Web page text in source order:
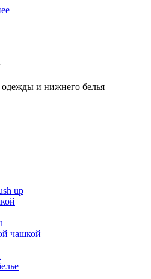
и нижнего белья
up
чашкой